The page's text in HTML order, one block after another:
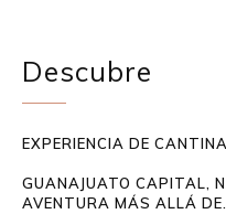
Descubre
EXPERIENCIA DE
GUANAJUATO CAPITAL,
AVENTURA MÁS ALLÁ